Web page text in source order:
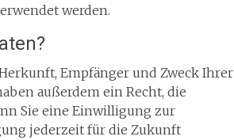
werden.
Empfänger und Zweck Ihrer
außerdem ein Recht, die
Sie eine Einwilligung zur
jederzeit für die Zukunft